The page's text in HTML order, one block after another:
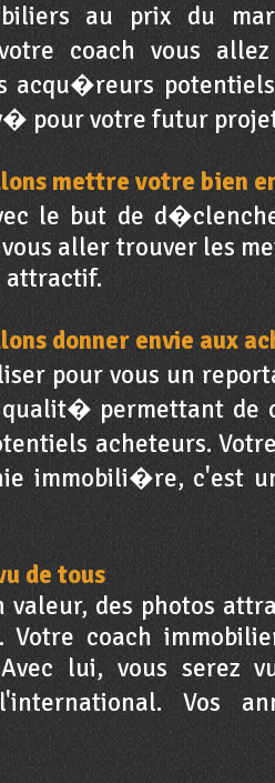
au prix du
coach vous
acqu�reurs
pour votre futur
mettre votre bien
le but de
aller trouver les
attractif.
donner envie aux
pour vous un
permettant de
acheteurs.
immobili�re, c'est
de tous
valeur, des photos
Votre coach
Avec lui, vous serez
Vos